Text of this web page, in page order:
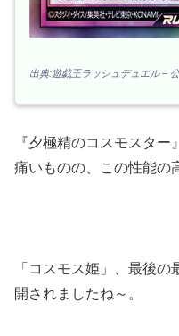
出典:遊戯王ラッシュデュエル –
『夕極精のコスモスタ
痛いものの、この性能の
「コスモス姫」、最後
開されましたね～。